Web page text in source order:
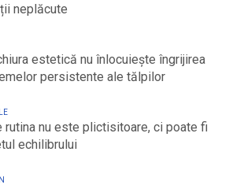
neplăcute
estetică nu înlocuiește îngrijirea
persistente ale tălpilor
rutina nu este plictisitoare, ci poate fi
echilibrului